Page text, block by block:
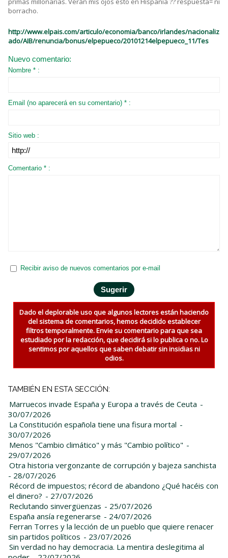
borracho.
http://www.elpais.com/articulo/economia/banco/irlandes/nacionaliz
ado/AIB/renuncia/bonus/elpepueco/20101214elpepueco_11/Tes
Nuevo comentario:
Nombre * :
Email (no aparecerá en su comentario) * :
Sitio web :
Comentario * :
Recibir aviso de nuevos comentarios por e-mail
Dado el deplorable uso que algunos lectores están haciendo
del sistema de comentarios, hemos decidido establecer
filtros temporalmente. Envie su comentario para que sea
estudiado por la redacción, que decidirá si lo publica o no. Lo
sentimos por aquellos que saben debatir sin insidias ni
odios.
TAMBIÉN EN ESTA SECCIÓN:
Marruecos invade España y Europa a través de Ceuta -
30/07/2026
La Constitución española tiene una fisura mortal -
30/07/2026
Menos "Cambio climático" y más "Cambio político" -
29/07/2026
Otra historia vergonzante de corrupción y bajeza sanchista
- 28/07/2026
Récord de impuestos; récord de abandono ¿Qué hacéis con
el dinero? - 27/07/2026
Reclutando sinvergüenzas - 25/07/2026
España ansía regenerarse - 24/07/2026
Ferran Torres y la lección de un pueblo que quiere renacer
sin partidos políticos - 23/07/2026
Sin verdad no hay democracia. La mentira deslegitima al